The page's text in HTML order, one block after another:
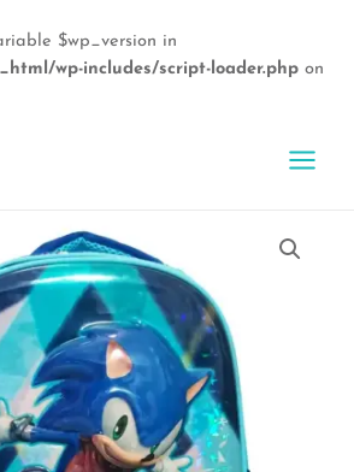
$wp_version in
wp-includes/script-loader.php on